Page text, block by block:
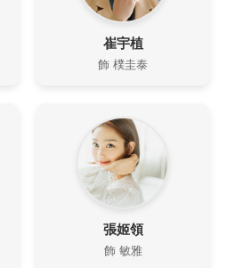
崔宇植
飾 樸圭泰
張姬領
飾 敏雅